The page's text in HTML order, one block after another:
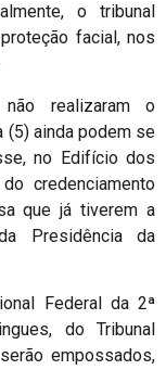
o tribunal
facial, nos
realizaram o
(5) ainda podem se
no Edifício dos
credenciamento
que já tiverem a
Presidência da
Federal da 2ª
do Tribunal
empossados,